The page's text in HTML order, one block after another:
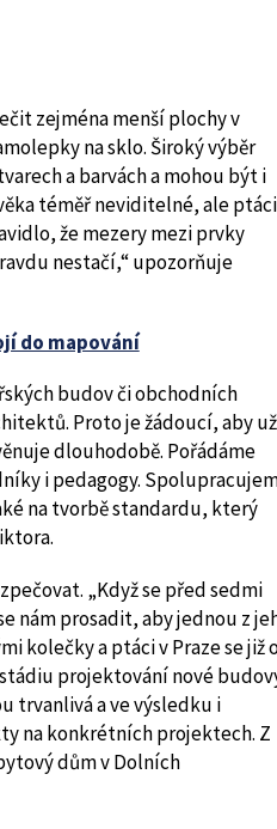
zejména menší plochy v
na sklo. Široký výběr
a barvách a mohou být i
téměř neviditelné, ale ptáci
že mezery mezi prvky
nestačí,“ upozorňuje
budov či obchodních
Proto je žádoucí, aby už
dlouhodobě. Pořádáme
i pedagogy.
na tvorbě standardu, který
„Když se před sedmi
nám prosadit, aby jednou z
kolečky a ptáci v Praze se již
projektování nové
trvanlivá a ve výsledku i
na konkrétních projektech. Z
dům v Dolních